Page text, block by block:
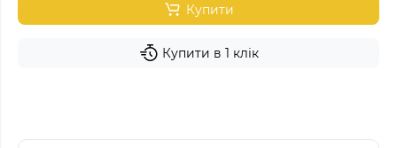
Купити
Купити в 1 клік